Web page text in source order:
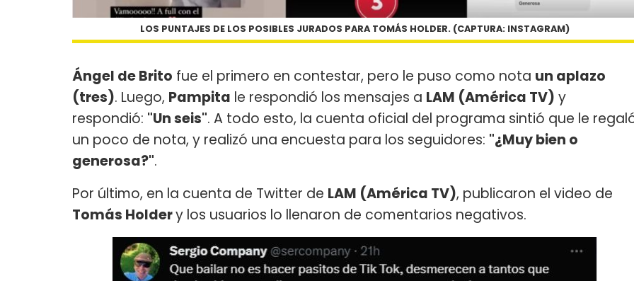
LOS PUNTAJES DE LOS POSIBLES JURADOS PARA TOMÁS HOLDER. (CAPTURA: INSTAGRAM)
Ángel de Brito fue el primero en contestar, pero le puso como nota un aplazo
(tres). Luego, Pampita le respondió los mensajes a LAM (América TV) y
respondió: "Un seis". A todo esto, la cuenta oficial del programa sintió que le
un poco de nota, y realizó una encuesta para los seguidores: "¿Muy bien o
generosa?".
Por último, en la cuenta de Twitter de LAM (América TV), publicaron el video de
Tomás Holdery los usuarios lo llenaron de comentarios negativos.